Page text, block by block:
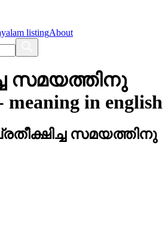
listingAbout
സമയത്തിനു
meaning in english
സമയത്തിനു